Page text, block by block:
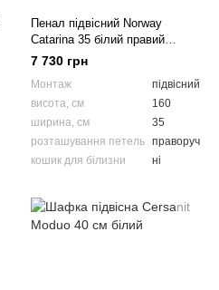
Пенал підвісний Norway
Catarina 35 білий правий
M200300
7 730 грн
Монтаж
підвісний
висота, см
160
ширина, см
35
розташування петель праворуч
кошик для білизни
ні